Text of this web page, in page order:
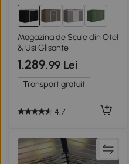
1+
Magazina de Scule din Otel
& Usi Glisante
1.289,99 Lei
Transport gratuit
4.7